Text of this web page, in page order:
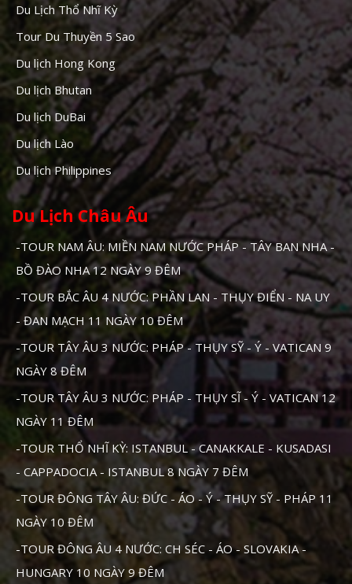
Du Lịch Thổ Nhĩ Kỳ
Tour Du Thuyền 5 Sao
Du lịch Hong Kong
Du lịch Bhutan
Du lịch DuBai
Du lịch Lào
Du lịch Philippines
Du Lịch Châu Âu
-TOUR NAM ÂU: MIỀN NAM NƯỚC PHÁP - TÂY BAN NHA -
BỒ ĐÀO NHA 12 NGÀY 9 ĐÊM
-TOUR BẮC ÂU 4 NƯỚC: PHẦN LAN - THỤY ĐIỂN - NA UY
- ĐAN MẠCH 11 NGÀY 10 ĐÊM
-TOUR TÂY ÂU 3 NƯỚC: PHÁP - THỤY SỸ - Ý - VATICAN 9
NGÀY 8 ĐÊM
-TOUR TÂY ÂU 3 NƯỚC: PHÁP - THỤY SĨ - Ý - VATICAN 12
NGÀY 11 ĐÊM
-TOUR THỔ NHĨ KỲ: ISTANBUL - CANAKKALE - KUSADASI
- CAPPADOCIA - ISTANBUL 8 NGÀY 7 ĐÊM
-TOUR ĐÔNG TÂY ÂU: ĐỨC - ÁO - Ý - THỤY SỸ - PHÁP 11
NGÀY 10 ĐÊM
-TOUR ĐÔNG ÂU 4 NƯỚC: CH SÉC - ÁO - SLOVAKIA -
HUNGARY 10 NGÀY 9 ĐÊM